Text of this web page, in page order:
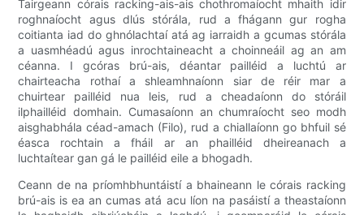
Tairgeann córais racking-ais-ais chothromaíocht mhaith idir
roghnaíocht agus dlús stórála, rud a fhágann gur rogha
coitianta iad do ghnólachtaí atá ag iarraidh a gcumas stórála
a uasmhéadú agus inrochtaineacht a choinneáil ag an am
céanna. I gcóras brú-ais, déantar pailléid a luchtú ar
chairteacha rothaí a shleamhnaíonn siar de réir mar a
chuirtear pailléid nua leis, rud a cheadaíonn do stóráil
ilphailléid domhain. Cumasaíonn an chumraíocht seo modh
aisghabhála céad-amach (Filo), rud a chiallaíonn go bhfuil sé
éasca rochtain a fháil ar an phailléid dheireanach a
luchtaítear gan gá le pailléid eile a bhogadh.
Ceann de na príomhbhuntáistí a bhaineann le córais racking
brú-ais is ea an cumas atá acu líon na pasáistí a theastaíonn